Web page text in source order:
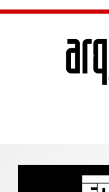
Skip to main content